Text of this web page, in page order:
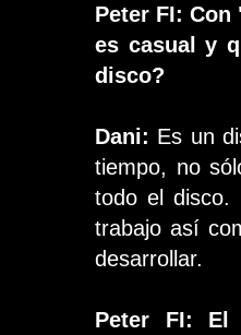
Peter FI:
es casual y
disco?
Dani: Es un
tiempo, no
todo el
trabajo así
desarrollar.
Peter FI: El